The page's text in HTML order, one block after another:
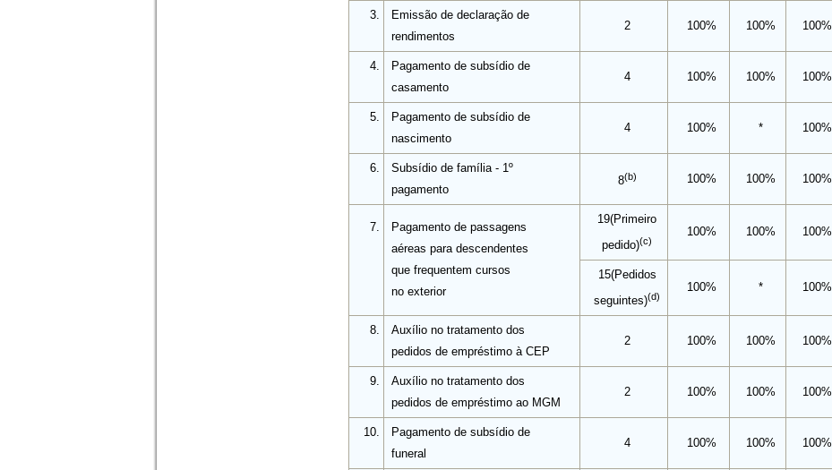
3.
Emissão de declaração de
rendimentos
2 100% 100% 100%
4.
Pagamento de subsídio de
casamento
4 100% 100% 100%
5.
Pagamento de subsídio de
nascimento
4 100% * 100%
6.
Subsídio de família - 1º
pagamento
8(b) 100% 100% 100%
7.
Pagamento de passagens
aéreas para descendentes
que frequentem cursos
no exterior
19(Primeiro
pedido)(c)
100% 100% 100%
15(Pedidos
seguintes)(d)
100% * 100%
8.
Auxílio no tratamento dos
pedidos de empréstimo à CEP
2 100% 100% 100%
9.
Auxílio no tratamento dos
pedidos de empréstimo ao MGM
2 100% 100% 100%
10.
Pagamento de subsídio de
funeral
4 100% 100% 100%